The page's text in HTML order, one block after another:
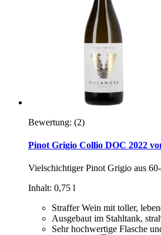
Bewertung: (2)
Pinot Grigio Collio DOC 2022
Vielschichtiger Pinot Grigio aus
Inhalt: 0,75 l
Straffer Wein mit toller,
Ausgebaut im Stahltank,
Sehr hochwertige Flasche